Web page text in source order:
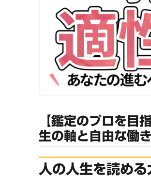
【鑑定のプロを目
生の軸と自由な働
人の人生を読め